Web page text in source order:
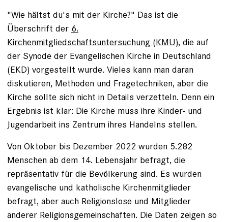
"Wie hältst du's mit der Kirche?" Das ist die
Überschrift der 6.
Kirchenmitgliedschaftsuntersuchung (KMU), die auf
der Synode der Evangelischen Kirche in Deutschland
(EKD) vorgestellt wurde. Vieles kann man daran
diskutieren, Methoden und Fragetechniken, aber die
Kirche sollte sich nicht in Details verzetteln. Denn ein
Ergebnis ist klar: Die Kirche muss ihre Kinder- und
Jugendarbeit ins Zentrum ihres Handelns stellen.
Von Oktober bis Dezember 2022 wurden 5.282
Menschen ab dem 14. Lebensjahr befragt, die
repräsentativ für die Bevölkerung sind. Es wurden
evangelische und katholische Kirchenmitglieder
befragt, aber auch Religionslose und Mitglieder
anderer Religionsgemeinschaften. Die Daten zeigen so